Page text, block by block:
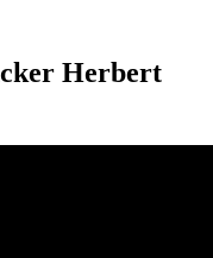
Herbert